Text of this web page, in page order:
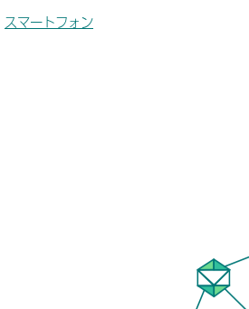
スマートフォン